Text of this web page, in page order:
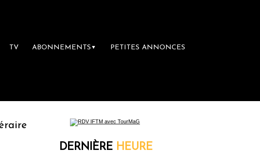
TV ABONNEMENTS ▼ PETITES ANNONCES
première librairie du voyage
DERNIÈRE HEURE